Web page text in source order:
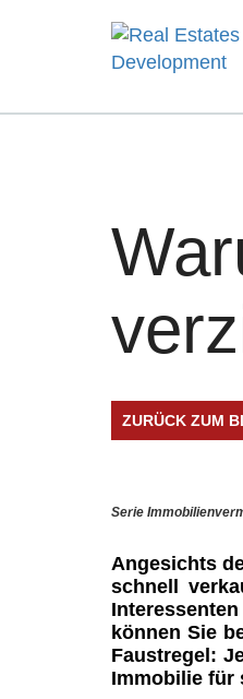
ZURÜCK ZUM
Serie
Angesichts
schnell
können Sie
Faustregel:
Immobilie für